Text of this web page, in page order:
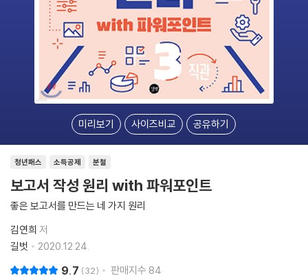
미리보기 사이즈비교 공유하기
소득공제 분철
청년패스
보고서 작성 원리 with 파워포인트
좋은 보고서를 만드는 네 가지 원리
김연희 저
길벗
2020.12.24.
9.7 32 판매지수 84